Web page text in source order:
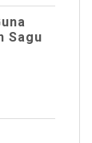
Sagu